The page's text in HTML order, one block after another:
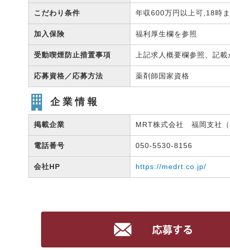
こだわり条件 年収600万円以上可,18時
加入保険 福利厚生欄を参照
受動喫煙防止措置事項 上記求人概要欄参照、記
応募資格／応募方法 薬剤師国家資格
企業情報
掲載企業 MRT株式会社 福岡支社
電話番号 050-5530-8156
会社HP https://medrt.co.jp/